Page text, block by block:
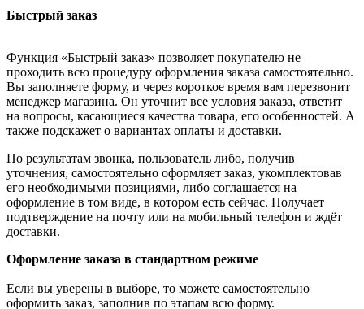
Быстрый заказ
Функция «Быстрый заказ» позволяет покупателю не
проходить всю процедуру оформления заказа самостоятельно.
Вы заполняете форму, и через короткое время вам перезвонит
менеджер магазина. Он уточнит все условия заказа, ответит
на вопросы, касающиеся качества товара, его особенностей. А
также подскажет о вариантах оплаты и доставки.
По результатам звонка, пользователь либо, получив
уточнения, самостоятельно оформляет заказ, укомплектовав
его необходимыми позициями, либо соглашается на
оформление в том виде, в котором есть сейчас. Получает
подтверждение на почту или на мобильный телефон и ждёт
доставки.
Оформление заказа в стандартном режиме
Если вы уверены в выборе, то можете самостоятельно
оформить заказ, заполнив по этапам всю форму.